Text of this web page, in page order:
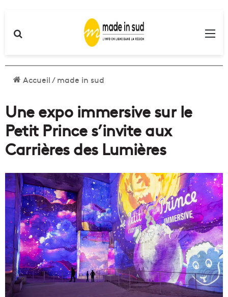
Accueil/made in sud
Une expo immersive sur le
Petit Prince s’invite aux
Carrières des Lumières